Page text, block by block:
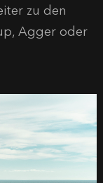
zu den
Agger oder